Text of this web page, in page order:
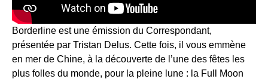
Borderline est une émission du Correspondant,
présentée par Tristan Delus. Cette fois, il vous emmène
en mer de Chine, à la découverte de l’une des fêtes les
plus folles du monde, pour la pleine lune : la Full Moon